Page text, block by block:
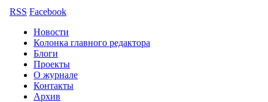
RSS Facebook
Новости
Колонка главного редактора
Блоги
Проекты
О журнале
Контакты
Архив